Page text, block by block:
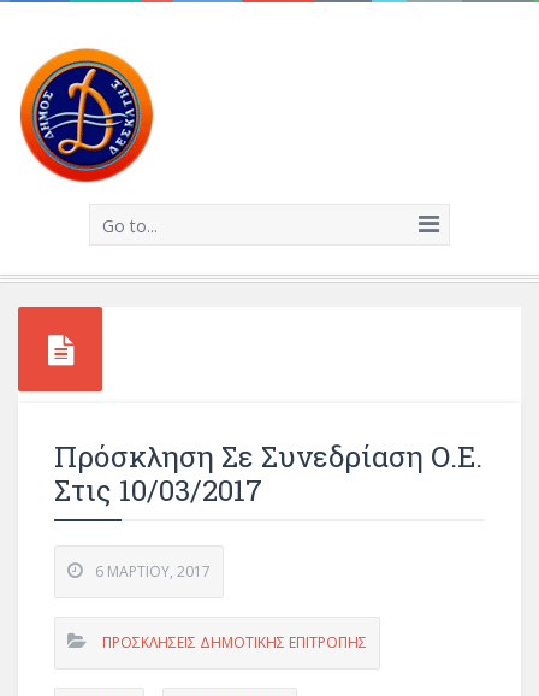
Go to...
Πρόσκληση Σε Συνεδρίαση Ο.Ε.
Στις 10/03/2017
6 ΜΑΡΤΊΟΥ, 2017
ΠΡΟΣΚΛΗΣΕΙΣ ΔΗΜΟΤΙΚΗΣ ΕΠΙΤΡΟΠΗΣ